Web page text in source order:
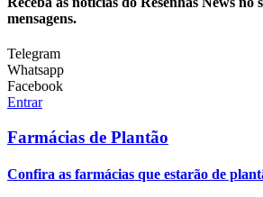
mensagens.
Telegram
Whatsapp
Facebook
Entrar
Farmácias de Plantão
Confira as farmácias que estarão de